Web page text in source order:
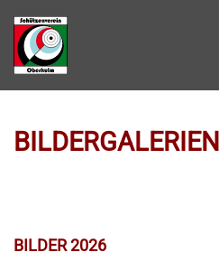
Zum Hauptinhalt springen
BILDERGALERIEN
BILDER 2026